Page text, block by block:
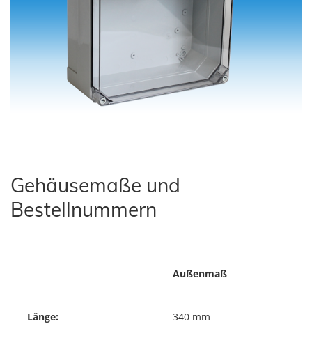
Gehäusemaße und
Bestellnummern
Außenmaß
Länge: 340 mm